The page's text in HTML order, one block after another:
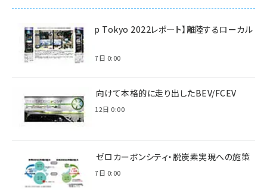
【Interop Tokyo 2022レポ—ト】離陸するローカル
5G！
2022年7月7日 0:00
脱炭素に向けて本格的に走り出したBEV/FCEV
2022年6月12日 0:00
環境省のゼロカーボンシティ・脱炭素実現への施策
2021年3月7日 0:00